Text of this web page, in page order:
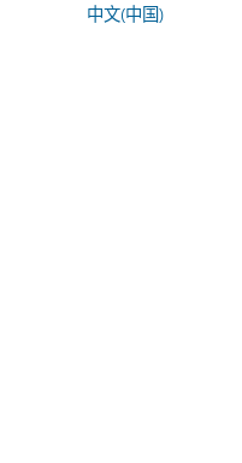
中文(中国)